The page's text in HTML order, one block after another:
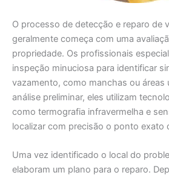
O processo de detecção e reparo de
geralmente começa com uma
propriedade. Os profissionais
inspeção minuciosa para identificar
vazamento, como manchas ou áreas
análise preliminar, eles utilizam
como termografia infravermelha e
localizar com precisão o ponto exato
Uma vez identificado o local do
elaboram um plano para o reparo.